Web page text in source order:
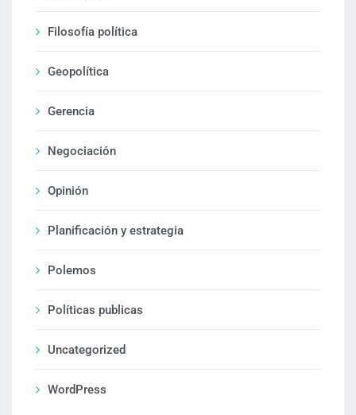
Filosofía política
Geopolítica
Gerencia
Negociación
Opinión
Planificación y estrategia
Polemos
Políticas publicas
Uncategorized
WordPress